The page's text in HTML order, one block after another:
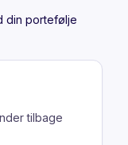
din portefølje
tilbage